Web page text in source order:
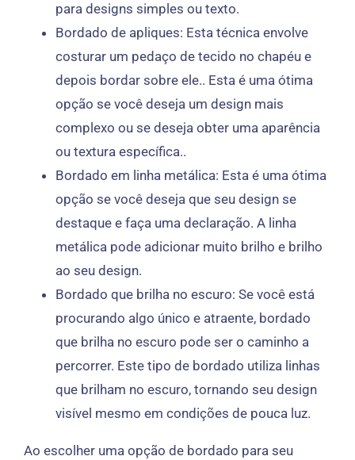
para designs simples ou texto.
Bordado de apliques: Esta técnica envolve
costurar um pedaço de tecido no chapéu e
depois bordar sobre ele.. Esta é uma ótima
opção se você deseja um design mais
complexo ou se deseja obter uma aparência
ou textura específica..
Bordado em linha metálica: Esta é uma ótima
opção se você deseja que seu design se
destaque e faça uma declaração. A linha
metálica pode adicionar muito brilho e brilho
ao seu design.
Bordado que brilha no escuro: Se você está
procurando algo único e atraente, bordado
que brilha no escuro pode ser o caminho a
percorrer. Este tipo de bordado utiliza linhas
que brilham no escuro, tornando seu design
visível mesmo em condições de pouca luz.
Ao escolher uma opção de bordado para seu